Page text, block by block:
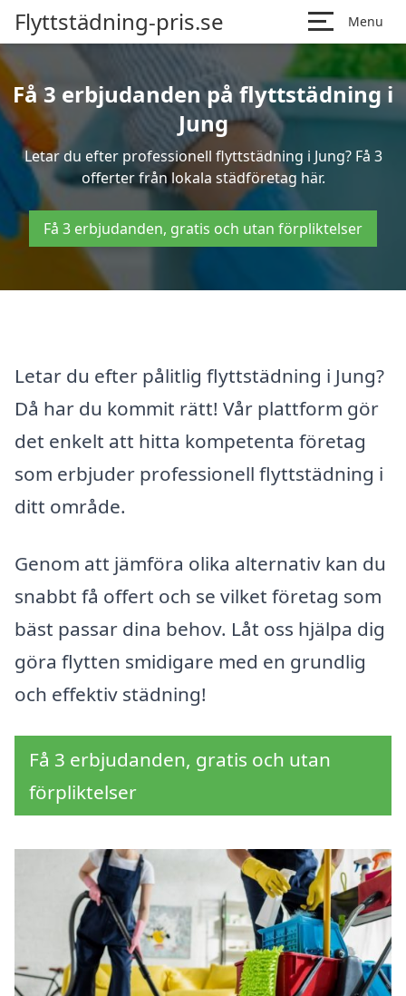
Flyttstädning-pris.se Menu
Få 3 erbjudanden på flyttstädning i
Jung
Letar du efter professionell flyttstädning i Jung? Få 3
offerter från lokala städföretag här.
Få 3 erbjudanden, gratis och utan förpliktelser
Letar du efter pålitlig flyttstädning i Jung?
Då har du kommit rätt! Vår plattform gör
det enkelt att hitta kompetenta företag
som erbjuder professionell flyttstädning i
ditt område.
Genom att jämföra olika alternativ kan du
snabbt få offert och se vilket företag som
bäst passar dina behov. Låt oss hjälpa dig
göra flytten smidigare med en grundlig
och effektiv städning!
Få 3 erbjudanden, gratis och utan
förpliktelser